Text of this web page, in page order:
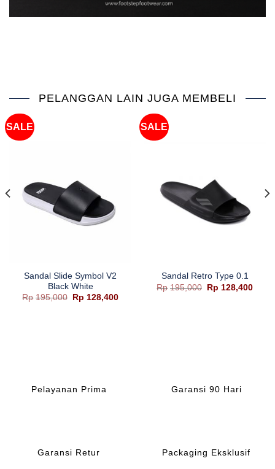
PELANGGAN LAIN JUGA MEMBELI
SALE
Sandal Slide Symbol V2
Black White
Rp 195,000
Harga
aslinya
Rp 128,400Harga
SALE
Sandal Retro Type 0.1
Rp 195,000
Harga
aslinya
Rp 128,400
Pelayanan Prima Garansi 90 Hari
Garansi Retur Packaging Eksklusif